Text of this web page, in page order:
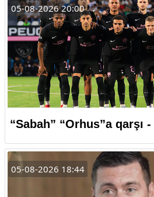
05-08-2026 20:00
“Sabah” “Orhus”a qarşı -
05-08-2026 18:44